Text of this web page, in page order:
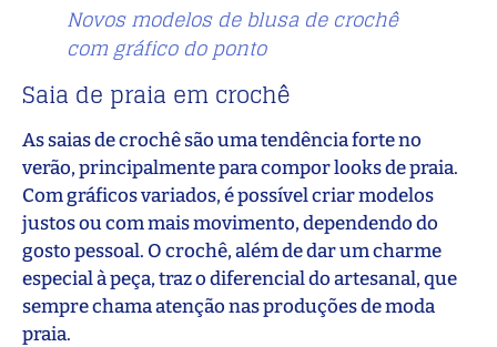
Novos modelos de blusa de crochê
com gráfico do ponto
Saia de praia em crochê
As saias de crochê são uma tendência forte no
verão, principalmente para compor looks de praia.
Com gráficos variados, é possível criar modelos
justos ou com mais movimento, dependendo do
gosto pessoal. O crochê, além de dar um charme
especial à peça, traz o diferencial do artesanal, que
sempre chama atenção nas produções de moda
praia.